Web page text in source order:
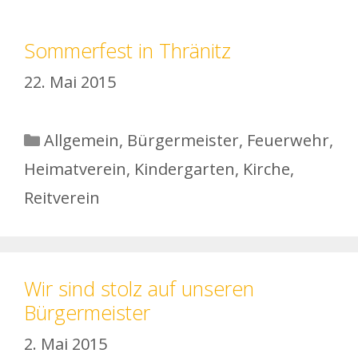
Sommerfest in Thränitz
22. Mai 2015
Kategorien
Allgemein, Bürgermeister, Feuerwehr,
Heimatverein, Kindergarten, Kirche,
Reitverein
Wir sind stolz auf unseren
Bürgermeister
2. Mai 2015